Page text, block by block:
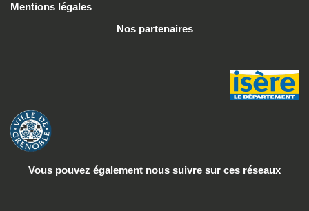
Mentions légales
Nos partenaires
Vous pouvez également nous suivre sur ces réseaux